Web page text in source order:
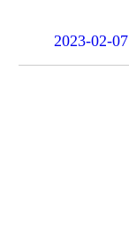
2023-02-07